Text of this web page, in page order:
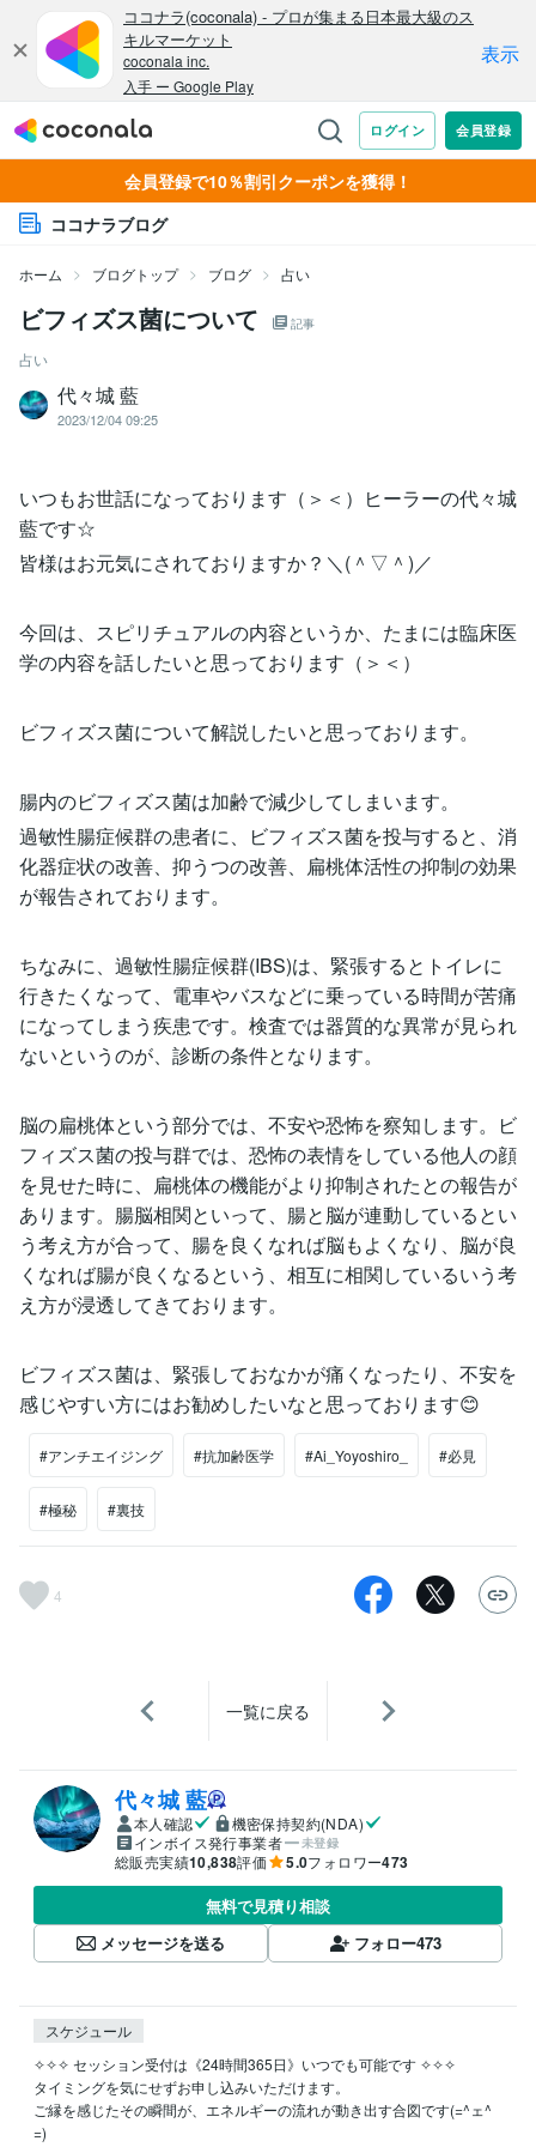
会員登録で10％割引クーポンを獲得！
ココナラブログ
ホーム ブログトップ ブログ 占い
ビフィズス菌について 記事
占い
代々城 藍
2023/12/04 09:25
いつもお世話になっております（＞＜）ヒーラーの代々城
藍です☆
皆様はお元気にされておりますか？＼(＾▽＾)／
今回は、スピリチュアルの内容というか、たまには臨床医
学の内容を話したいと思っております（＞＜）
ビフィズス菌について解説したいと思っております。
腸内のビフィズス菌は加齢で減少してしまいます。
過敏性腸症候群の患者に、ビフィズス菌を投与すると、消
化器症状の改善、抑うつの改善、扁桃体活性の抑制の効果
が報告されております。
ちなみに、過敏性腸症候群(IBS)は、緊張するとトイレに
行きたくなって、電車やバスなどに乗っている時間が苦痛
になってしまう疾患です。検査では器質的な異常が見られ
ないというのが、診断の条件となります。
脳の扁桃体という部分では、不安や恐怖を察知します。ビ
フィズス菌の投与群では、恐怖の表情をしている他人の顔
を見せた時に、扁桃体の機能がより抑制されたとの報告が
あります。腸脳相関といって、腸と脳が連動しているとい
う考え方が合って、腸を良くなれば脳もよくなり、脳が良
くなれば腸が良くなるという、相互に相関しているいう考
え方が浸透してきております。
ビフィズス菌は、緊張しておなかが痛くなったり、不安を
感じやすい方にはお勧めしたいなと思っております😊
#アンチエイジング #抗加齢医学 #Ai_Yoyoshiro_ #必見
#極秘 #裏技
4
一覧に戻る
代々城 藍
本人確認
機密保持契約(NDA)
インボイス発行事業者
未登録
総販売実績10,838評価 5.0フォロワー473
無料で見積り相談
メッセージを送る
フォロー473
スケジュール
✧✧✧ セッション受付は《24時間365日》いつでも可能です ✧✧✧
タイミングを気にせずお申し込みいただけます。
ご縁を感じたその瞬間が、エネルギーの流れが動き出す合図です(=^ェ^
=)